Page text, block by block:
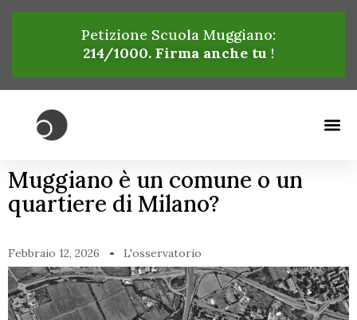
Petizione Scuola Muggiano:
214/1000. Firma anche tu !
Muggiano è un comune o un
quartiere di Milano?
Febbraio 12, 2026 L'osservatorio